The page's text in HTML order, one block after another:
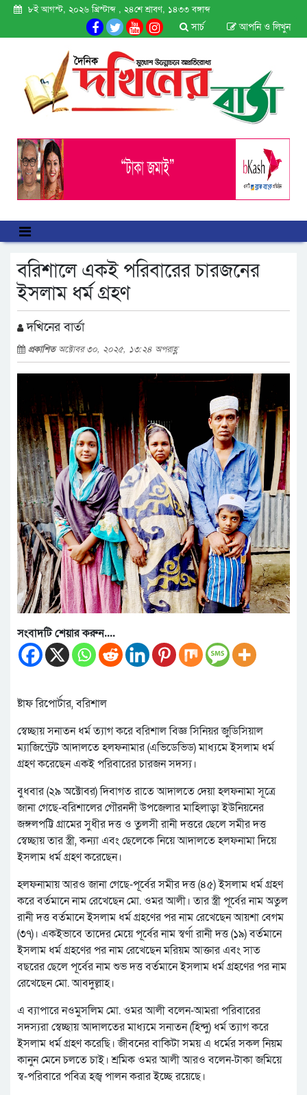
৮ই আগস্ট, ২০২৬ খ্রিস্টাব্দ , ২৪শে শ্রাবণ, ১৪৩৩ বঙ্গাব্দ
আপনি ও লিখুন
সার্চ
বরিশালে একই পরিবারের চারজনের
ইসলাম ধর্ম গ্রহণ
দখিনের বার্তা
প্রকাশিতঅক্টোবর ৩০, ২০২৫, ১৩:২৪ অপরাহ্ণ
সংবাদটি শেয়ার করুন....
ষ্টাফ রিপোর্টার, বরিশাল
স্বেচ্ছায় সনাতন ধর্ম ত্যাগ করে বরিশাল বিজ্ঞ সিনিয়র জুডিসিয়াল
ম্যাজিস্ট্রেট আদালতে হলফনামার (এভিডেভিড) মাধ্যমে ইসলাম ধর্ম
গ্রহণ করেছেন একই পরিবারের চারজন সদস্য।
বুধবার (২৯ অক্টোবর) দিবাগত রাতে আদালতে দেয়া হলফনামা সূত্রে
জানা গেছে-বরিশালের গৌরনদী উপজেলার মাহিলাড়া ইউনিয়নের
জঙ্গলপট্টি গ্রামের সুধীর দত্ত ও তুলসী রানী দত্তরে ছেলে সমীর দত্ত
স্বেচ্ছায় তার স্ত্রী, কন্যা এবং ছেলেকে নিয়ে আদালতে হলফনামা দিয়ে
ইসলাম ধর্ম গ্রহণ করেছেন।
হলফনামায় আরও জানা গেছে-পূর্বের সমীর দত্ত (৪৫) ইসলাম ধর্ম গ্রহণ
করে বর্তমানে নাম রেখেছেন মো. ওমর আলী। তার স্ত্রী পূর্বের নাম অতুল
রানী দত্ত বর্তমানে ইসলাম ধর্ম গ্রহণের পর নাম রেখেছেন আয়শা বেগম
(৩৭)। একইভাবে তাদের মেয়ে পূর্বের নাম স্বর্ণা রানী দত্ত (১৯) বর্তমানে
ইসলাম ধর্ম গ্রহণের পর নাম রেখেছেন মরিয়ম আক্তার এবং সাত
বছরের ছেলে পূর্বের নাম শুভ দত্ত বর্তমানে ইসলাম ধর্ম গ্রহণের পর নাম
রেখেছেন মো. আবদুল্লাহ।
এ ব্যাপারে নওমুসলিম মো. ওমর আলী বলেন-আমরা পরিবারের
সদস্যরা স্বেচ্ছায় আদালতের মাধ্যমে সনাতন (হিন্দু) ধর্ম ত্যাগ করে
ইসলাম ধর্ম গ্রহণ করেছি। জীবনের বাকিটা সময় এ ধর্মের সকল নিয়ম
কানুন মেনে চলতে চাই। শ্রমিক ওমর আলী আরও বলেন-টাকা জমিয়ে
স্ব-পরিবারে পবিত্র হজ্ব পালন করার ইচ্ছে রয়েছে।